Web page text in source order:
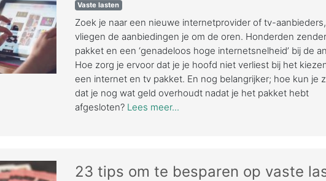
Vaste lasten
Zoek je naar een nieuwe internetprovider of tv-
vliegen de aanbiedingen je om de oren. Honderden
pakket en een ‘genadeloos hoge internetsnelheid’ bij de
Hoe zorg je ervoor dat je je hoofd niet verliest bij het
een internet en tv pakket. En nog belangrijker; hoe kun je
dat je nog wat geld overhoudt nadat je het pakket hebt
afgesloten? Lees meer...
23 tips om te besparen op vaste